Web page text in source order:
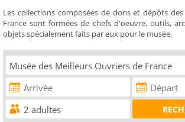
Les collections composées de dons et dépôts
France sont formées de chefs d'oeuvre, outils,
objets spécialement faits par eux pour le musée.